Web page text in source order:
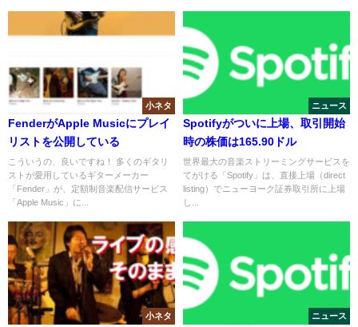
小ネタ
FenderがApple Musicにプレイ
リストを公開している
こういうの、良いですね！ 多くのギタリ
ストが愛用しているギターメーカー
「Fender」が、定額制音楽配信サービス
「Apple Music」に...
ニュース
Spotifyがついに上場、取引開始
時の株価は165.90ドル
世界最大の音楽ストリーミングサービスを
てがける「Spotify」は、直接上場（direct
listing）でニューヨーク証券取引所に上場
し...
小ネタ ニュース